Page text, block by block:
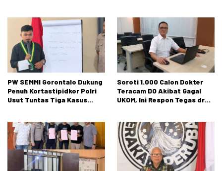
Indonesia
PW SEMMI Gorontalo Dukung
Penuh Kortastipidkor Polri
Usut Tuntas Tiga Kasus
Soroti 1.000 Calon Dokter
Teracam DO Akibat Gagal
UKOM, Ini Respon Tegas dr